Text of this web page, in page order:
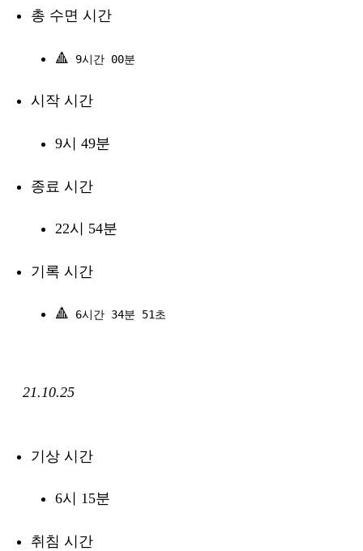
총 수면 시간
🔺 9시간 00분
시작 시간
9시 49분
종료 시간
22시 54분
기록 시간
🔺 6시간 34분 51초
21.10.25
기상 시간
6시 15분
취침 시간